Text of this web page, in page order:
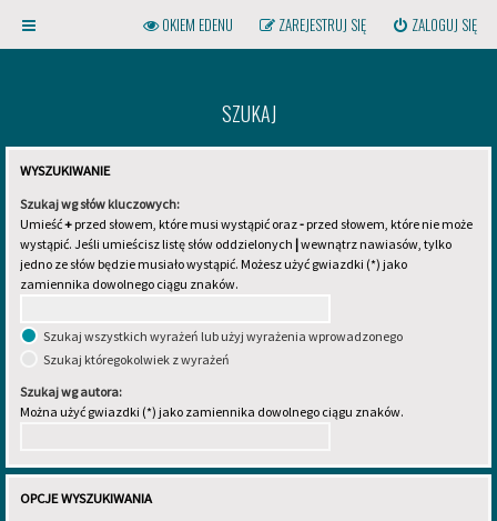
Kliknij na gwint powyższej
żarówki, aby otworzyć menu!
ZALOGUJ SIĘ
ZAREJESTRUJ SIĘ
OKIEM EDENU
SZUKAJ
WYSZUKIWANIE
Szukaj wg słów kluczowych:
Umieść+ przed słowem, które musi wystąpić oraz- przed słowem, które nie może
wystąpić. Jeśli umieścisz listę słów oddzielonych |wewnątrz nawiasów, tylko
jedno ze słów będzie musiało wystąpić. Możesz użyć gwiazdki (*) jako
zamiennika dowolnego ciągu znaków.
Szukaj wszystkich wyrażeń lub użyj wyrażenia wprowadzonego
Szukaj któregokolwiek z wyrażeń
Szukaj wg autora:
Można użyć gwiazdki (*) jako zamiennika dowolnego ciągu znaków.
OPCJE WYSZUKIWANIA